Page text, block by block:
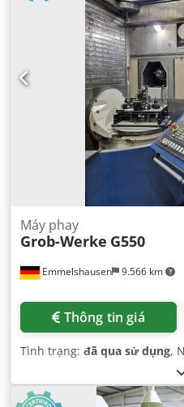
Emmelshausen 9.566 km
Máy phay
Grob-Werke G550
Thông tin giá
Tình trạng: đã qua sử dụng,